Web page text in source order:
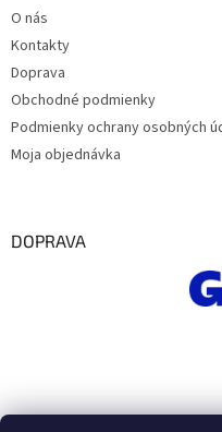
O nás
Kontakty
Doprava
Obchodné podmienky
Podmienky ochrany osobných
Moja objednávka
DOPRAVA